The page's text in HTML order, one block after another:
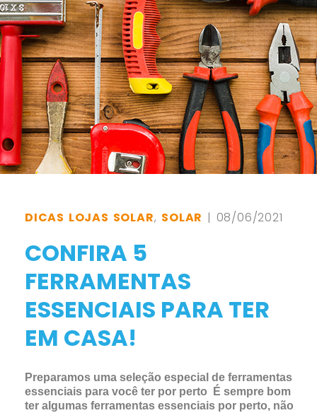
DICAS LOJAS SOLAR, SOLAR | 08/06/2021
CONFIRA 5
FERRAMENTAS
ESSENCIAIS PARA TER
EM CASA!
Preparamos uma seleção especial de ferramentas
essenciais para você ter por perto É sempre bom
ter algumas ferramentas essenciais por perto, não